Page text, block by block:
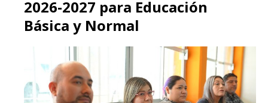
2026-2027 para Educación
Básica y Normal